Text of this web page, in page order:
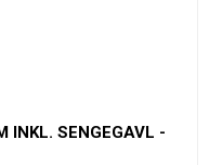
INKL. SENGEGAVL -